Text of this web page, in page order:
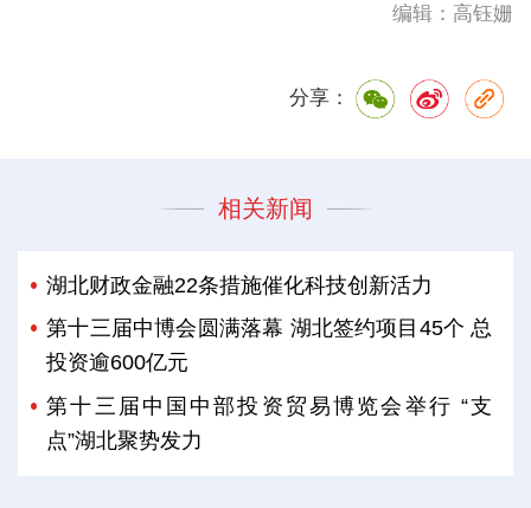
编辑：高钰姗
分享：
相关新闻
湖北财政金融22条措施催化科技创新活力
第十三届中博会圆满落幕 湖北签约项目45个 总
投资逾600亿元
第十三届中国中部投资贸易博览会举行 “支
点”湖北聚势发力